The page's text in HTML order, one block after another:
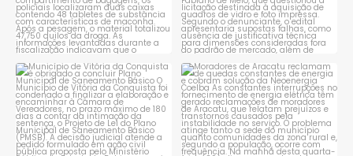
Município de Vitória da
Conquista é obrigado a...
1 0
Moradores de Aracatu
reclamam de quedas
constantes ...
1 0